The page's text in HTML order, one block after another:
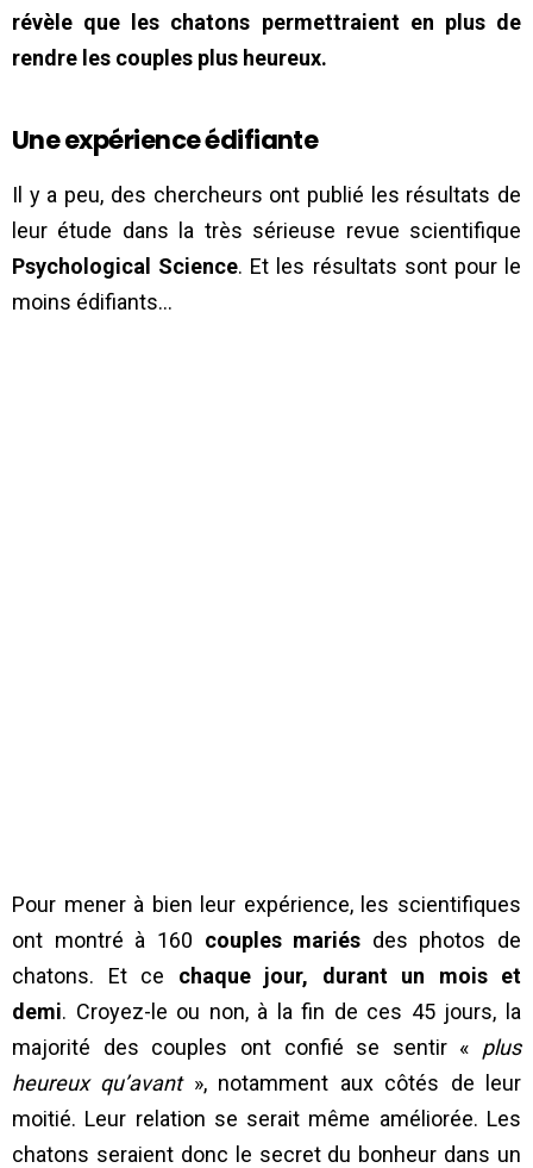
révèle que les chatons permettraient en plus de
rendre les couples plus heureux.
Une expérience édifiante
Il y a peu, des chercheurs ont publié les résultats de
leur étude dans la très sérieuse revue scientifique
Psychological Science. Et les résultats sont pour le
moins édifiants…
Pour mener à bien leur expérience, les scientifiques
ont montré à 160 couples mariés des photos de
chatons. Et ce chaque jour, durant un mois et
demi. Croyez-le ou non, à la fin de ces 45 jours, la
majorité des couples ont confié se sentir « plus
heureux qu’avant», notamment aux côtés de leur
moitié. Leur relation se serait même améliorée. Les
chatons seraient donc le secret du bonheur dans un